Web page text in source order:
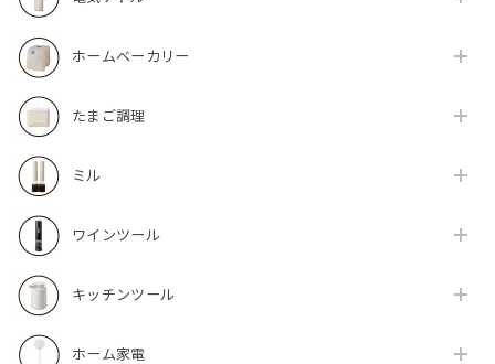
ホームベーカリー
たまご調理
ミル
ワインツール
キッチンツール
ホーム家電